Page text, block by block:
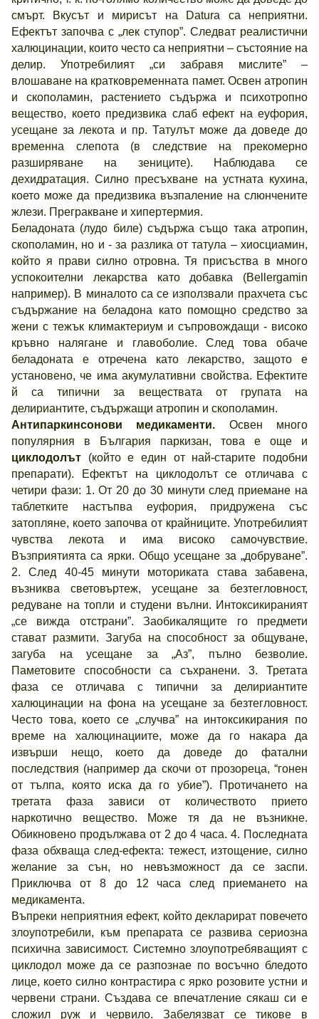
смърт. Вкусът и мирисът на Datura са неприятни.
Ефектът започва с „лек ступор”. Следват реалистични
халюцинации, които често са неприятни – състояние на
делир. Употребилият „си забравя мислите” –
влошаване на кратковременната памет. Освен атропин
и скополамин, растението съдържа и психотропно
вещество, което предизвика слаб ефект на еуфория,
усещане за лекота и пр. Татулът може да доведе до
временна слепота (в следствие на прекомерно
разширяване на зениците). Наблюдава се
дехидратация. Силно пресъхване на устната кухина,
което може да предизвика възпаление на слюнчените
жлези. Прегракване и хипертермия.
Беладоната (лудо биле) съдържа също така атропин,
скополамин, но и - за разлика от татула – хиосциамин,
който я прави силно отровна. Тя присъства в много
успокоителни лекарства като добавка (Bellergamin
например). В миналото са се използвали прахчета със
съдържание на беладона като помощно средство за
жени с тежък климактериум и съпровождащи - високо
кръвно налягане и главоболие. След това обаче
беладоната е отречена като лекарство, защото е
установено, че има акумулативни свойства. Ефектите
й са типични за веществата от групата на
делириантите, съдържащи атропин и скополамин.
Антипаркинсонови медикаменти. Освен много
популярния в България паркизан, това е още и
циклодолът (който е един от най-старите подобни
препарати). Ефектът на циклодолът се отличава с
четири фази: 1. От 20 до 30 минути след приемане на
таблетките настъпва еуфория, придружена със
затопляне, което започва от крайниците. Употребилият
чувства лекота и има високо самочувствие.
Възприятията са ярки. Общо усещане за „добруване”.
2. След 40-45 минути моториката става забавена,
възниква световъртеж, усещане за безтегловност,
редуване на топли и студени вълни. Интоксикираният
„се вижда отстрани”. Заобикалящите го предмети
стават размити. Загуба на способност за общуване,
загуба на усещане за „Аз”, пълно безволие.
Паметовите способности са съхранени. 3. Третата
фаза се отличава с типични за делириантите
халюцинации на фона на усещане за безтегловност.
Често това, което се „случва” на интоксикирания по
време на халюцинациите, може да го накара да
извърши нещо, което да доведе до фатални
последствия (например да скочи от прозореца, “гонен
от тълпа, която иска да го убие”). Протичането на
третата фаза зависи от количеството прието
наркотично вещество. Може тя да не възникне.
Обикновено продължава от 2 до 4 часа. 4. Последната
фаза обхваща след-ефекта: тежест, изтощение, силно
желание за сън, но невъзможност да се заспи.
Приключва от 8 до 12 часа след приемането на
медикамента.
Въпреки неприятния ефект, който декларират повечето
злоупотребили, към препарата се развива сериозна
психична зависимост. Системно злоупотребяващият с
циклодол може да се разпознае по восъчно бледото
лице, което силно контрастира с ярко розовите устни и
червени страни. Създава се впечатление сякаш си е
сложил руж и червило. Забелязват се тикове в